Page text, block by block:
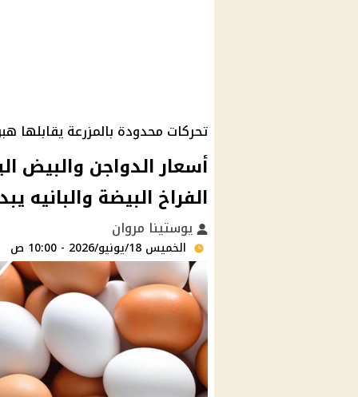
تحركات محدودة بالمزرعة
الفراخ البيضة والبانيه يبدأ من
يوستينا مروان
الخميس 18/يونيو/2026 - 10:00 ص